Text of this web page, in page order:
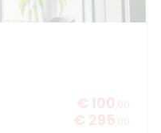
€ 100 ,00
€ 295 ,00